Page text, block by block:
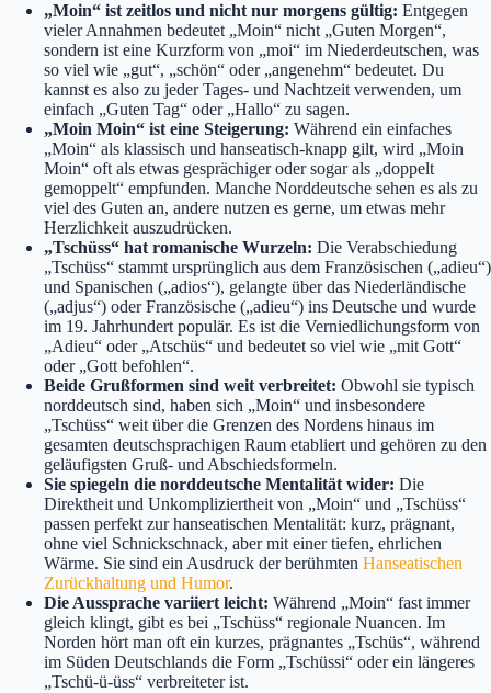
„Moin“ ist zeitlos und nicht nur morgens gültig: Entgegen
vieler Annahmen bedeutet „Moin“ nicht „Guten Morgen“,
sondern ist eine Kurzform von „moi“ im Niederdeutschen, was
so viel wie „gut“, „schön“ oder „angenehm“ bedeutet. Du
kannst es also zu jeder Tages- und Nachtzeit verwenden, um
einfach „Guten Tag“ oder „Hallo“ zu sagen.
„Moin Moin“ ist eine Steigerung: Während ein einfaches
„Moin“ als klassisch und hanseatisch-knapp gilt, wird „Moin
Moin“ oft als etwas gesprächiger oder sogar als „doppelt
gemoppelt“ empfunden. Manche Norddeutsche sehen es als zu
viel des Guten an, andere nutzen es gerne, um etwas mehr
Herzlichkeit auszudrücken.
„Tschüss“ hat romanische Wurzeln: Die Verabschiedung
„Tschüss“ stammt ursprünglich aus dem Französischen („adieu“)
und Spanischen („adios“), gelangte über das Niederländische
(„adjus“) oder Französische („adieu“) ins Deutsche und wurde
im 19. Jahrhundert populär. Es ist die Verniedlichungsform von
„Adieu“ oder „Atschüs“ und bedeutet so viel wie „mit Gott“
oder „Gott befohlen“.
Beide Grußformen sind weit verbreitet: Obwohl sie typisch
norddeutsch sind, haben sich „Moin“ und insbesondere
„Tschüss“ weit über die Grenzen des Nordens hinaus im
gesamten deutschsprachigen Raum etabliert und gehören zu den
geläufigsten Gruß- und Abschiedsformeln.
Sie spiegeln die norddeutsche Mentalität wider: Die
Direktheit und Unkompliziertheit von „Moin“ und „Tschüss“
passen perfekt zur hanseatischen Mentalität: kurz, prägnant,
ohne viel Schnickschnack, aber mit einer tiefen, ehrlichen
Wärme. Sie sind ein Ausdruck der berühmten Hanseatischen
Zurückhaltung und Humor.
Die Aussprache variiert leicht: Während „Moin“ fast immer
gleich klingt, gibt es bei „Tschüss“ regionale Nuancen. Im
Norden hört man oft ein kurzes, prägnantes „Tschüs“, während
im Süden Deutschlands die Form „Tschüssi“ oder ein längeres
„Tschü-ü-üss“ verbreiteter ist.